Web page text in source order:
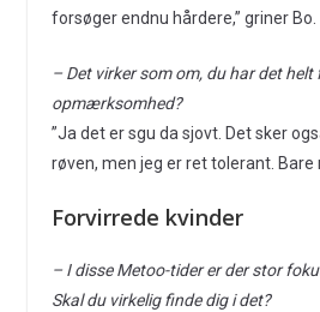
forsøger endnu hårdere,” griner Bo.
– Det virker som om, du har det helt
opmærksomhed?
”Ja det er sgu da sjovt. Det sker
røven, men jeg er ret tolerant.
Forvirrede kvinder
– I disse Metoo-tider er der stor
Skal du virkelig finde dig i det?